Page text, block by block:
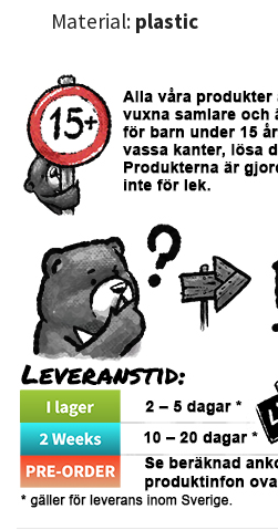
Material: plastic